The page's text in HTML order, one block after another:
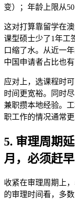
变）；年龄上限从50
这对打算靠留学在
课型硕士少了1年工
口缩了水。从近一
中国申请者占比也有
应对上，选课程时
时间更宽裕。同时
兼职攒本地经验。
职工作的情况通常更
5. 审理周期
月，必须赶
收紧在审理周期上
的审理时间看，多